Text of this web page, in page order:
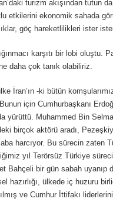
turizm akışından tutun
etkilerini ekonomik sahada
göç hareketlilikleri ister
karşıtı bir lobi oluştu.
daha çok tanık olabiliriz.
İran’ın -ki bütün
için Cumhurbaşkanı
yürüttü. Muhammed Bin
birçok aktörü aradı,
harcıyor. Bu sürecin zaten
yıl Terörsüz Türkiye
Bahçeli bir gün sabah uyanıp
hazırlığı, ülkede iç huzuru
ve Cumhur İttifakı